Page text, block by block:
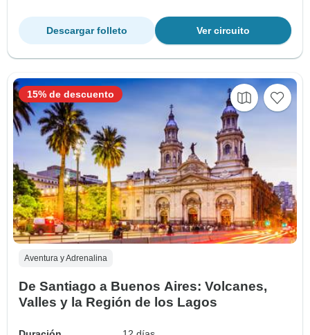
Ver circuito
Descargar folleto
Aventura y Adrenalina
De Santiago a Buenos Aires: Volcanes,
Valles y la Región de los Lagos
15% de descuento